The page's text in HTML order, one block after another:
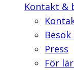
Kontakt &
Press
För